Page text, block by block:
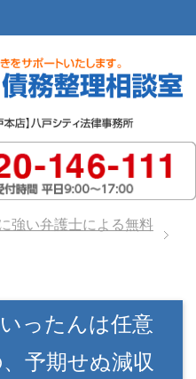
強い弁護士による無料
ったんは任意
予期せぬ減収